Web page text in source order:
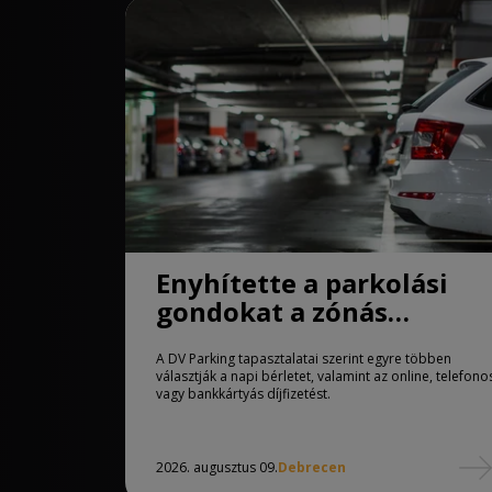
Enyhítette a parkolási
gondokat a zónás
rendszer Debrecenben
A DV Parking tapasztalatai szerint egyre többen
választják a napi bérletet, valamint az online,
vagy bankkártyás díjfizetést.
2026. augusztus 09.Debrecen